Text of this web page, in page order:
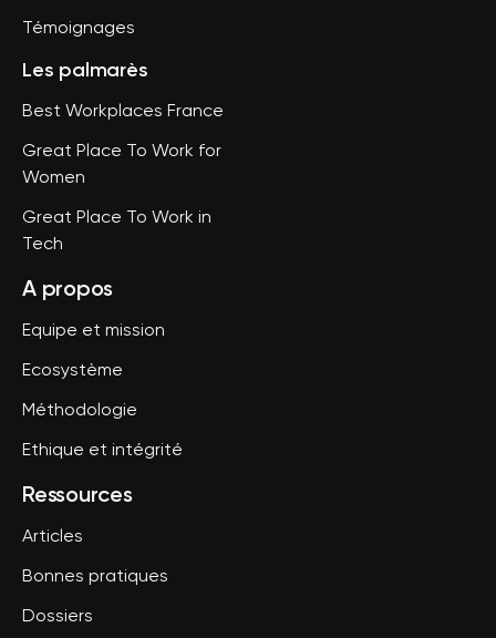
Témoignages
Les palmarès
Best Workplaces France
Great Place To Work for
Women
Great Place To Work in
Tech
A propos
Equipe et mission
Ecosystème
Méthodologie
Ethique et intégrité
Ressources
Articles
Bonnes pratiques
Dossiers